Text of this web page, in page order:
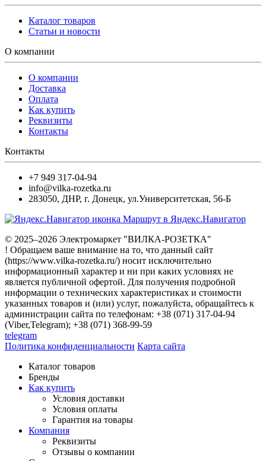
Каталог товаров
Статьи и новости
О компании
О компании
Доставка
Оплата
Как купить
Реквизиты
Контакты
Контакты
+7 949 317-04-94
info@vilka-rozetka.ru
283050, ДНР, г. Донецк, ул.Университетская, 56-Б
Маршрут в Яндекс.Навигатор
© 2025–2026 Электромаркет "ВИЛКА-РОЗЕТКА"
! Обращаем ваше внимание на то, что данный сайт
(https://www.vilka-rozetka.ru/) носит исключительно
информационный характер и ни при каких условиях не
является публичной офертой. Для получения подробной
информации о технических характеристиках и стоимости
указанных товаров и (или) услуг, пожалуйста, обращайтесь к
администрации сайта по телефонам: +38 (071) 317-04-94
(Viber,Telegram); +38 (071) 368-99-59
telegram
Политика конфиденциальности Карта сайта
Каталог товаров
Бренды
Как купить
Условия доставки
Условия оплаты
Гарантия на товары
Компания
Реквизиты
Отзывы о компании